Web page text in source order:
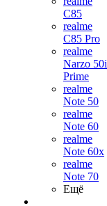
C85
realme
C85 Pro
realme
Narzo 50i
Prime
realme
Note 50
realme
Note 60
realme
Note 60x
realme
Note 70
Ещё